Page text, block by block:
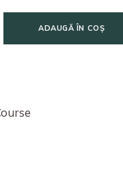
ADAUGĂ ÎN COȘ